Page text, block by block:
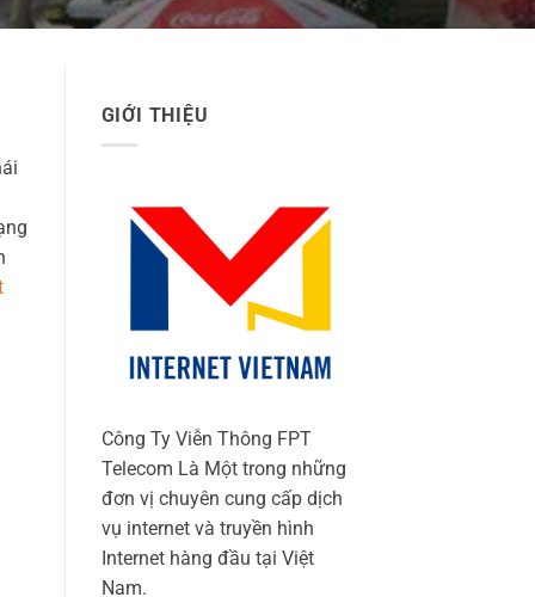
GIỚI THIỆU
Công Ty Viễn Thông FPT
Telecom Là Một trong những
đơn vị chuyên cung cấp dịch
vụ internet và truyền hình
Internet hàng đầu tại Việt
Nam.